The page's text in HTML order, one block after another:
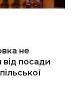
не
від посади